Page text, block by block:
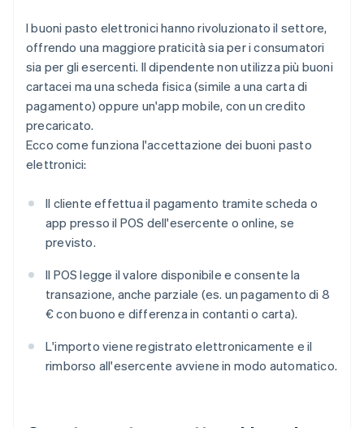
I buoni pasto elettronici hanno rivoluzionato il settore,
offrendo una maggiore praticità sia per i consumatori
sia per gli esercenti. Il dipendente non utilizza più buoni
cartacei ma una scheda fisica (simile a una carta di
pagamento) oppure un'app mobile, con un credito
precaricato.
Ecco come funziona l'accettazione dei buoni pasto
elettronici:
Il cliente effettua il pagamento tramite scheda o
app presso il POS dell'esercente o online, se
previsto.
Il POS legge il valore disponibile e consente la
transazione, anche parziale (es. un pagamento di 8
€ con buono e differenza in contanti o carta).
L'importo viene registrato elettronicamente e il
rimborso all'esercente avviene in modo automatico.